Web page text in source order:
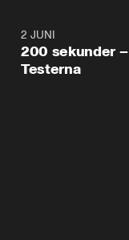
5:002 JUNI
200 sekunder –
Testerna